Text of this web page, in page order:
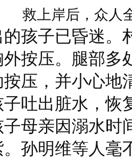
救上岸后，众人
子已昏迷。
按压。腿部多
压，并小心地
吐出脏水，恢
亲因溺水时
孙明维等人毫